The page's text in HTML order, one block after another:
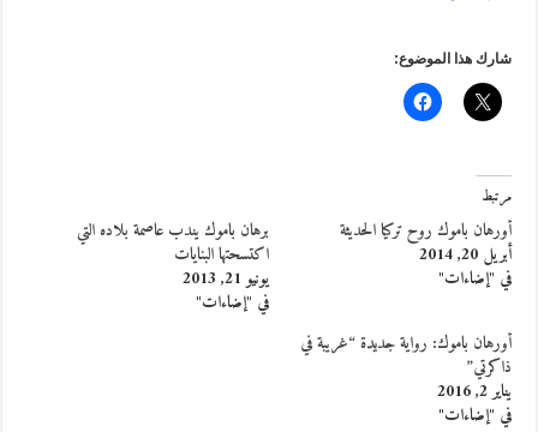
شارك هذا الموضوع:
مرتبط
أورهان باموك روح تركيا الحديثة
أبريل 20, 2014
في "إضاءات"
برهان باموك يندب عاصمة بلاده التي
اكتسحتها البنايات
يونيو 21, 2013
في "إضاءات"
أورهان باموك: رواية جديدة “غريبة في
ذاكرتي”
يناير 2, 2016
في "إضاءات"